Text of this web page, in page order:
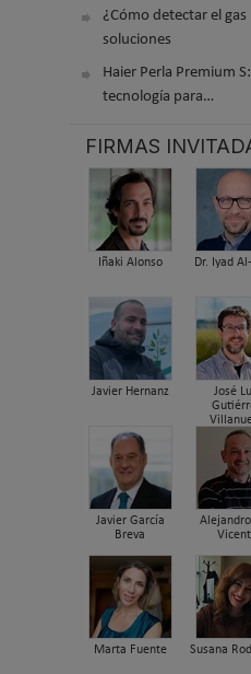
¿Cómo detectar el
soluciones
Haier Perla Premium
tecnología para…
FIRMAS
Iñaki Alonso Dr. Iyad
Javier Hernanz
José
Javier García
Breva
Marta Fuente Susana